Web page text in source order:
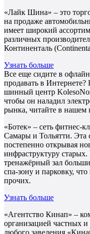
«Лайк Шина» – это
на продаже
имеет широкий
различных
Континенталь
Узнать больше
Все еще сидите в
продавать в
шинный центр
чтобы он наладил
рынка, читайте в нашем
«Ботек» – сеть фитнес-
Самары и Тольятти. Эта
постепенно открывая
инфраструктуру
тренажёрный зал
спа-зону и парковку,
прочих.
Узнать больше
«Агентство Кинап» –
организацией частных
любого заведения